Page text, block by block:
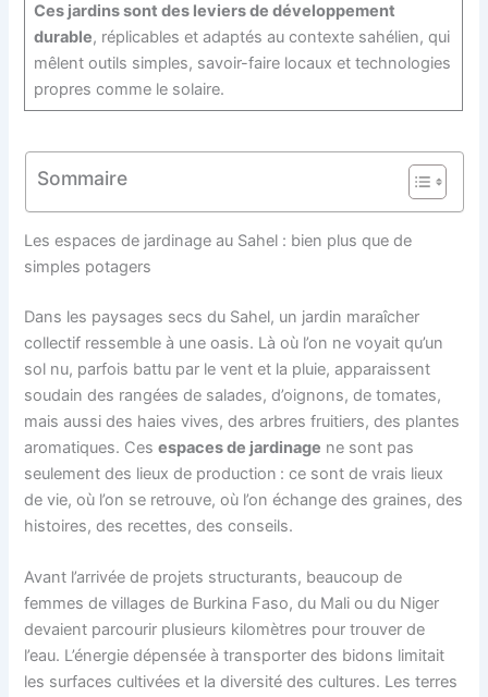
Ces jardins sont des leviers de développement
durable, réplicables et adaptés au contexte sahélien, qui
mêlent outils simples, savoir-faire locaux et technologies
propres comme le solaire.
Sommaire
Les espaces de jardinage au Sahel : bien plus que de
simples potagers
Dans les paysages secs du Sahel, un jardin maraîcher
collectif ressemble à une oasis. Là où l’on ne voyait qu’un
sol nu, parfois battu par le vent et la pluie, apparaissent
soudain des rangées de salades, d’oignons, de tomates,
mais aussi des haies vives, des arbres fruitiers, des plantes
aromatiques. Cesespaces de jardinage ne sont pas
seulement des lieux de production : ce sont de vrais lieux
de vie, où l’on se retrouve, où l’on échange des graines, des
histoires, des recettes, des conseils.
Avant l’arrivée de projets structurants, beaucoup de
femmes de villages de Burkina Faso, du Mali ou du Niger
devaient parcourir plusieurs kilomètres pour trouver de
l’eau. L’énergie dépensée à transporter des bidons limitait
les surfaces cultivées et la diversité des cultures. Les terres